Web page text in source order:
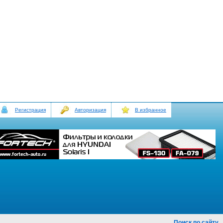
Регистрация Авторизация В избранное